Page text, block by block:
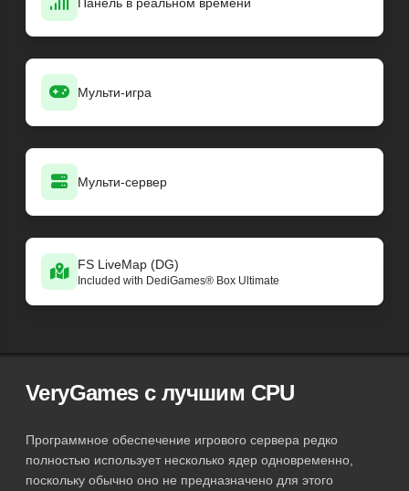
Мульти-игра
Мульти-сервер
FS LiveMap (DG)
Included with DediGames® Box Ultimate
VeryGames с лучшим CPU
Программное обеспечение игрового сервера редко
полностью использует несколько ядер одновременно,
поскольку обычно оно не предназначено для этого